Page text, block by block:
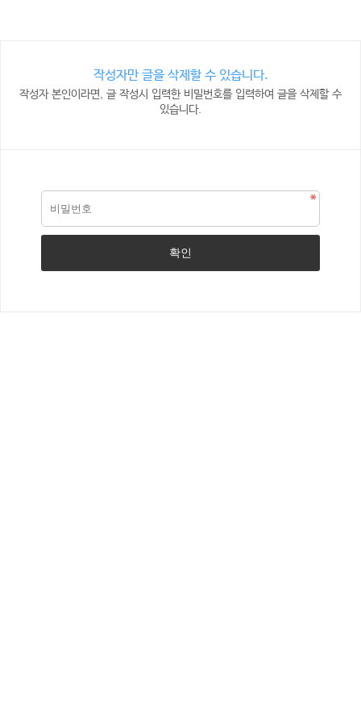
작성자만 글을 삭제할 수 있습니다.
작성자 본인이라면, 글 작성시 입력한 비밀번호를 입력하여 글을 삭제할 수
있습니다.